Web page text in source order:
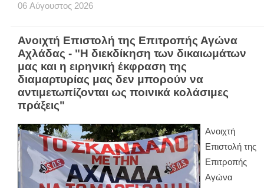
06 Αύγουστος 2026
Ανοιχτή Επιστολή της Επιτροπής Αγώνα
Αχλάδας - "Η διεκδίκηση των δικαιωμάτων
μας και η ειρηνική έκφραση της
διαμαρτυρίας μας δεν μπορούν να
αντιμετωπίζονται ως ποινικά κολάσιμες
πράξεις"
Ανοιχτή
Επιστολή της
Επιτροπής
Αγώνα